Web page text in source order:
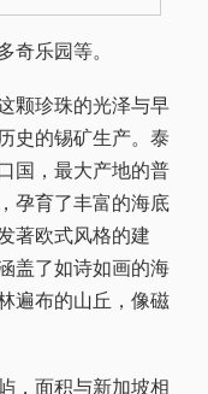
奇乐园等。
颗珍珠的光泽与早
史的锡矿生产。泰
国，最大产地的普
孕育了丰富的海底
著欧式风格的建
盖了如诗如画的海
遍布的山丘，像磁
，面积与新加坡相